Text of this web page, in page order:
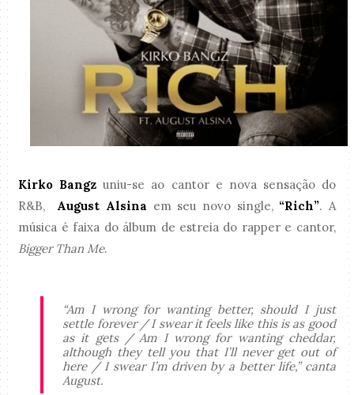
Kirko Bangz uniu-se ao cantor e nova sensação do
R&B,
August Alsina em seu novo single, “Rich”. A
música é faixa do álbum de estreia do rapper e cantor,
Bigger Than Me.
“Am I wrong for wanting better, should I just
settle forever / I swear it feels like this is as good
as it gets / Am I wrong for wanting cheddar,
although they tell you that I’ll never get out of
here / I swear I’m driven by a better life,” canta
August.